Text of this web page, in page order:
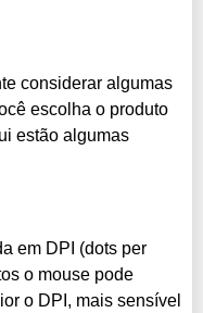
considerar algumas
escolha o produto
estão algumas
em DPI (dots per
o mouse pode
o DPI, mais sensível